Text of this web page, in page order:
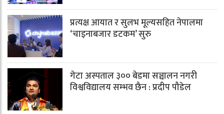
प्रत्यक्ष आयात र सुलभ मूल्यसहित नेपालमा
‘चाइनाबजार डटकम’ सुरु
गेटा अस्पताल ३०० बेडमा सञ्चालन नगरी
विश्वविद्यालय सम्भव छैन : प्रदीप पौडेल